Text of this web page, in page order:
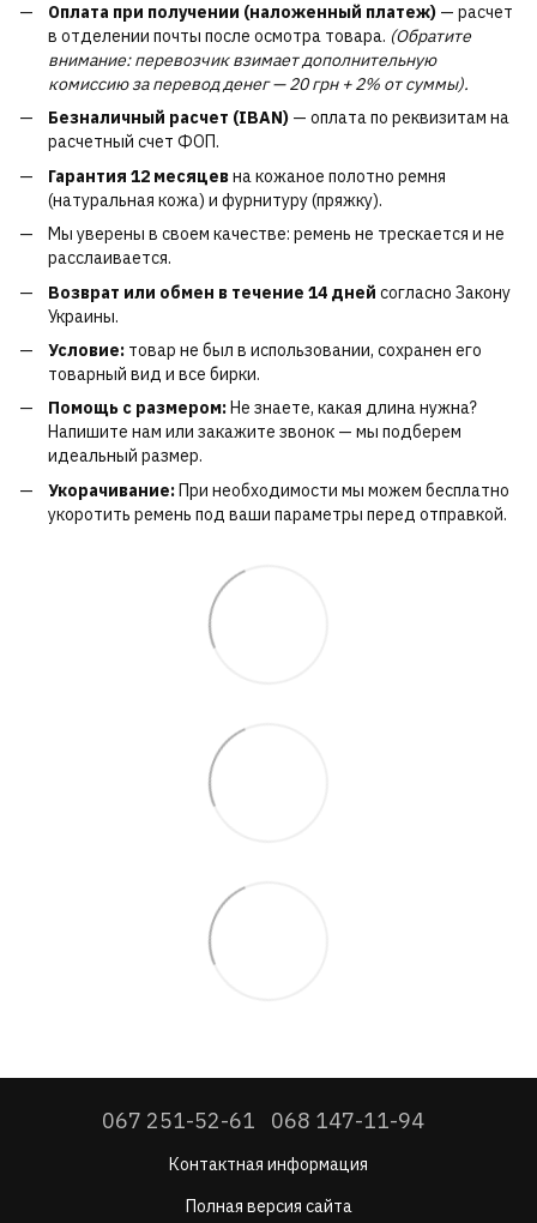
Оплата при получении (наложенный платеж) — расчет
в отделении почты после осмотра товара. (Обратите
внимание: перевозчик взимает дополнительную
комиссию за перевод денег — 20 грн + 2% от суммы).
Безналичный расчет (IBAN) — оплата по реквизитам на
расчетный счет ФОП.
Гарантия 12 месяцевна кожаное полотно ремня
(натуральная кожа) и фурнитуру (пряжку).
Мы уверены в своем качестве: ремень не трескается и не
расслаивается.
Возврат или обмен в течение 14 дней согласно Закону
Украины.
Условие: товар не был в использовании, сохранен его
товарный вид и все бирки.
Помощь с размером: Не знаете, какая длина нужна?
Напишите нам или закажите звонок — мы подберем
идеальный размер.
Укорачивание:При необходимости мы можем бесплатно
укоротить ремень под ваши параметры перед отправкой.
067 251-52-61 068 147-11-94
Контактная информация
Полная версия сайта